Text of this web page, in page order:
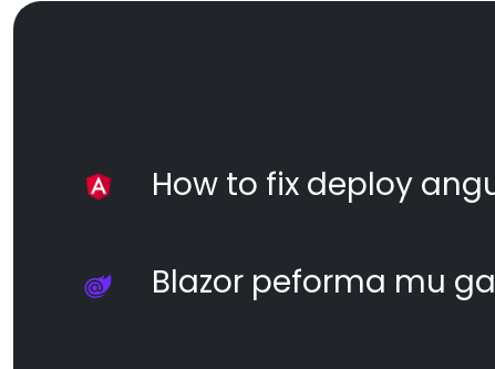
How to fix deploy
Blazor peforma mu